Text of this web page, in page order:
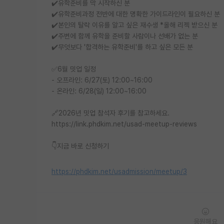
✔️유학준비를 막 시작하신 분
✔️유학준비과정 전반에 대한 명확한 가이드라인이 필요하신 분
✔️본인의 탈락 이유를 알고 싶은 재수생 *올해 리젝 받으신 분
✔️주변에 함께 유학을 준비할 사람이나 선배가 없는 분
✔️무엇보다 '합격하는 유학준비'를 하고 싶은 모든 분
✅6월 밋업 일정
- 오프라인: 6/27(토) 12:00~16:00
- 온라인: 6/28(일) 12:00~16:00
🔗2026년 밋업 참석자 후기를 참고하세요.
https://link.phdkim.net/usad-meetup-reviews
👇지금 바로 신청하기
https://phdkim.net/usadmission/meetup/3